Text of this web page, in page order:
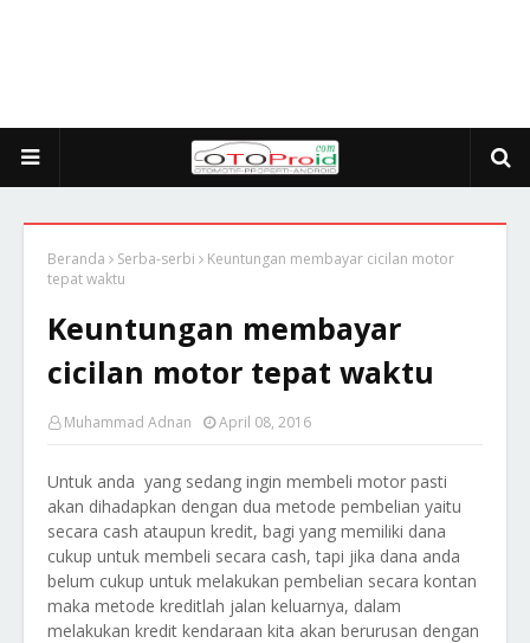
Beranda Serba-serbi
Keuntungan membayar cicilan motor
tepat waktu
Keuntungan membayar
cicilan motor tepat waktu
Muhammad Adnan April 08, 2016
Untuk anda yang sedang ingin membeli motor pasti
akan dihadapkan dengan dua metode pembelian yaitu
secara cash ataupun kredit, bagi yang memiliki dana
cukup untuk membeli secara cash, tapi jika dana anda
belum cukup untuk melakukan pembelian secara kontan
maka metode kreditlah jalan keluarnya, dalam
melakukan kredit kendaraan kita akan berurusan dengan